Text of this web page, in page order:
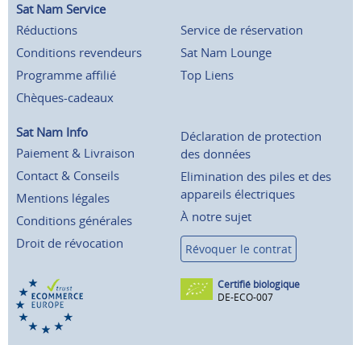
Sat Nam Service
Réductions
Conditions revendeurs
Programme affilié
Chèques-cadeaux
Service de réservation
Sat Nam Lounge
Top Liens
Sat Nam Info
Paiement & Livraison
Contact & Conseils
Mentions légales
Conditions générales
Droit de révocation
Déclaration de protection
des données
Elimination des piles et des
appareils électriques
À notre sujet
Révoquer le contrat
Certifié biologique
DE-ECO-007